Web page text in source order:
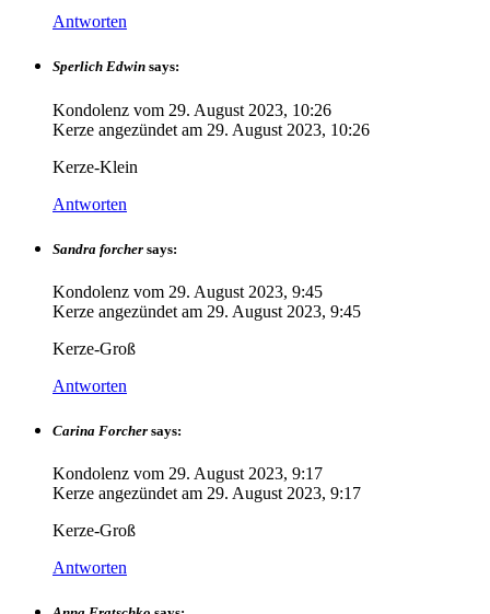
Antworten
Sperlich Edwin says:
Kondolenz vom 29. August 2023, 10:26
Kerze angezündet am 29. August 2023, 10:26
Kerze-Klein
Antworten
Sandra forcher says:
Kondolenz vom 29. August 2023, 9:45
Kerze angezündet am 29. August 2023, 9:45
Kerze-Groß
Antworten
Carina Forcher says:
Kondolenz vom 29. August 2023, 9:17
Kerze angezündet am 29. August 2023, 9:17
Kerze-Groß
Antworten